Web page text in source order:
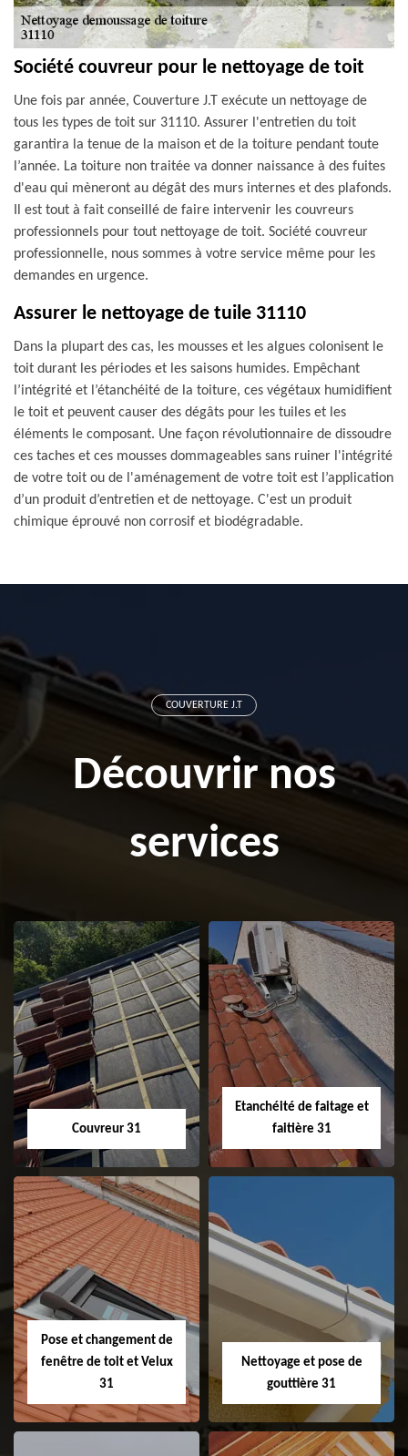
Société couvreur pour le nettoyage de toit
Une fois par année, Couverture J.T exécute un nettoyage de
tous les types de toit sur 31110. Assurer l'entretien du toit
garantira la tenue de la maison et de la toiture pendant toute
l’année. La toiture non traitée va donner naissance à des fuites
d'eau qui mèneront au dégât des murs internes et des plafonds.
Il est tout à fait conseillé de faire intervenir les couvreurs
professionnels pour tout nettoyage de toit. Société couvreur
professionnelle, nous sommes à votre service même pour les
demandes en urgence.
Assurer le nettoyage de tuile 31110
Dans la plupart des cas, les mousses et les algues colonisent le
toit durant les périodes et les saisons humides. Empêchant
l’intégrité et l’étanchéité de la toiture, ces végétaux humidifient
le toit et peuvent causer des dégâts pour les tuiles et les
éléments le composant. Une façon révolutionnaire de dissoudre
ces taches et ces mousses dommageables sans ruiner l'intégrité
de votre toit ou de l'aménagement de votre toit est l’application
d’un produit d’entretien et de nettoyage. C'est un produit
chimique éprouvé non corrosif et biodégradable.
COUVERTURE J.T
Découvrir nos
services
Couvreur 31
Couvreur 31
Etanchéité de faitage et
faitière 31
Etanchéité de
faitage et faitière
31
Pose et changement de
fenêtre de toit et Velux
31
Nettoyage et pose de
gouttière 31